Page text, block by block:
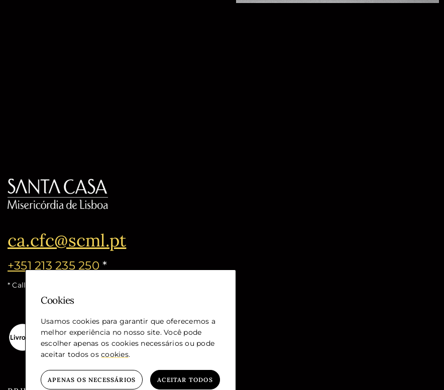
ca.cfc@scml.pt
+351 213 235 250 *
* Call cost for the national fixed network
Cookies
Usamos cookies para garantir que oferecemos a
melhor experiência no nosso site. Você pode
escolher apenas os cookies necessários ou pode
aceitar todos oscookies.
APENAS OS NECESSÁRIOS ACEITAR TODOS